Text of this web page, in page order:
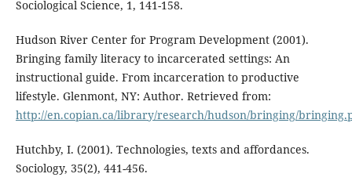
Sociological Science, 1, 141-158.
Hudson River Center for Program Development (2001).
Bringing family literacy to incarcerated settings: An
instructional guide. From incarceration to productive
lifestyle. Glenmont, NY: Author. Retrieved from:
http://en.copian.ca/library/research/hudson/bringing/
Hutchby, I. (2001). Technologies, texts and affordances.
Sociology, 35(2), 441-456.